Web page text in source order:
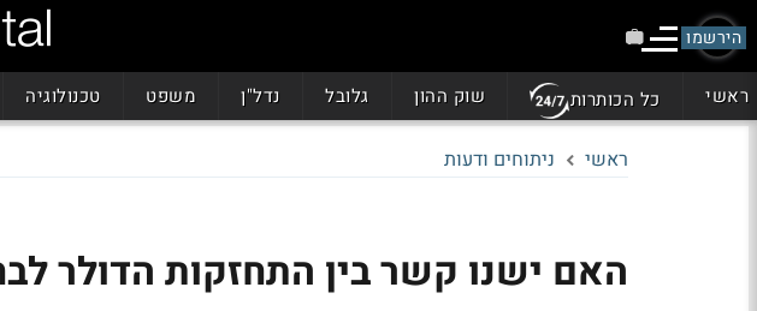
הירשמו
ראשי כל הכותרות שוק ההון גלובל נדל"ן משפט טכנולוגיה
ראשי ניתוחים ודעות
האם ישנו קשר בין התחזקות הדולר